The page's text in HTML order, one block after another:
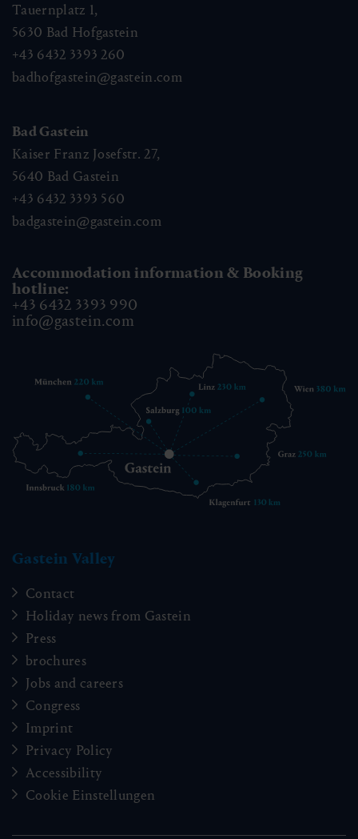
Tauernplatz 1,
5630 Bad Hofgastein
+43 6432 3393 260
badhofgastein@gastein.com
Bad Gastein
Kaiser Franz Josefstr. 27,
5640 Bad Gastein
+43 6432 3393 560
badgastein@gastein.com
Accommodation information & Booking
hotline:
+43 6432 3393 990
info@gastein.com
Gastein Valley
Contact
Holiday news from Gastein
Press
brochures
Jobs and careers
Congress
Imprint
Privacy Policy
Accessibility
Cookie Einstellungen